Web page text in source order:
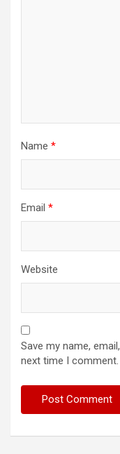
Name *
Email *
Website
Save my name,
next time I comment.